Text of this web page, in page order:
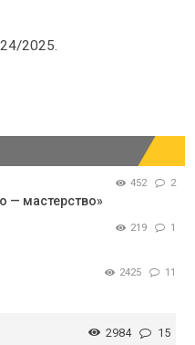
2025.
452 2
— мастерство»
219 1
2425 11
2984 15